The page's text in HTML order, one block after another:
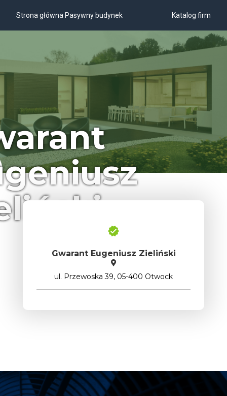
Strona główna Pasywny budynek Katalog firm
Gwarant Eugeniusz Zieliński
ul. Przewoska 39, 05-400 Otwock